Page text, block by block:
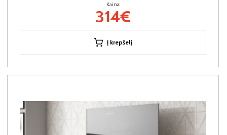
Kaina:
314€
Į krepšelį